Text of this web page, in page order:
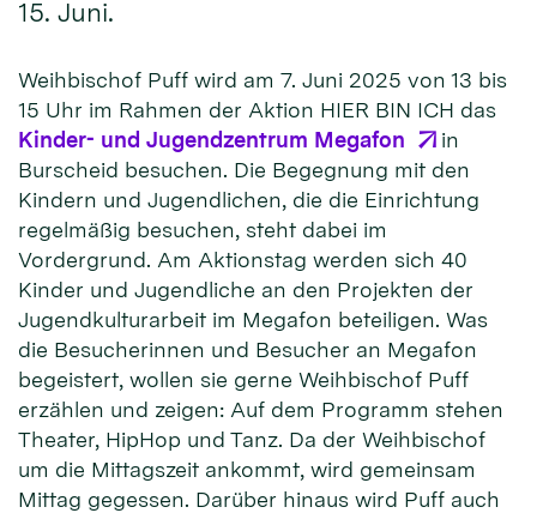
15. Juni.
Weihbischof Puff wird am 7. Juni 2025 von 13 bis
15 Uhr im Rahmen der Aktion HIER BIN ICH das
Kinder- und Jugendzentrum Megafon
in
Burscheid besuchen. Die Begegnung mit den
Kindern und Jugendlichen, die die Einrichtung
regelmäßig besuchen, steht dabei im
Vordergrund. Am Aktionstag werden sich 40
Kinder und Jugendliche an den Projekten der
Jugendkulturarbeit im Megafon beteiligen. Was
die Besucherinnen und Besucher an Megafon
begeistert, wollen sie gerne Weihbischof Puff
erzählen und zeigen: Auf dem Programm stehen
Theater, HipHop und Tanz. Da der Weihbischof
um die Mittagszeit ankommt, wird gemeinsam
Mittag gegessen. Darüber hinaus wird Puff auch